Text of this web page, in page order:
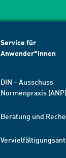
Service für
Anwender*innen
DIN – Ausschuss
Normenpraxis (ANP)
Beratung und